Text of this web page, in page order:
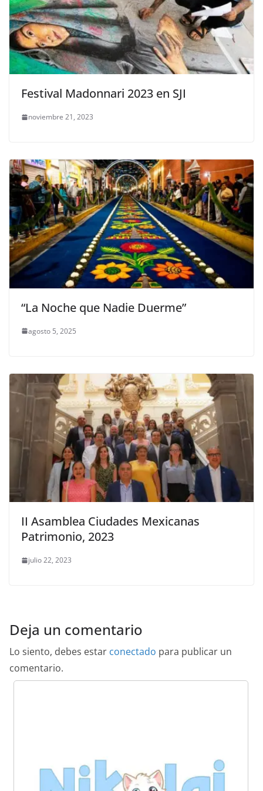
Festival Madonnari 2023 en SJI
noviembre 21, 2023
“La Noche que Nadie Duerme”
agosto 5, 2025
II Asamblea Ciudades Mexicanas
Patrimonio, 2023
julio 22, 2023
Deja un comentario
Lo siento, debes estar conectado para publicar un
comentario.